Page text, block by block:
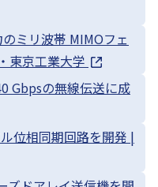
ミリ波帯 MIMOフェ
東京工業大学
Gbpsの無線伝送に成
位相同期回路を開発 |